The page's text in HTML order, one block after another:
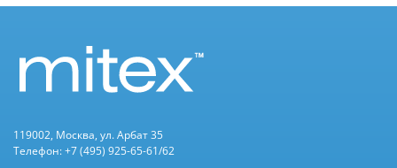
119002, Москва, ул. Арбат 35
Телефон: +7 (495) 925-65-61/62